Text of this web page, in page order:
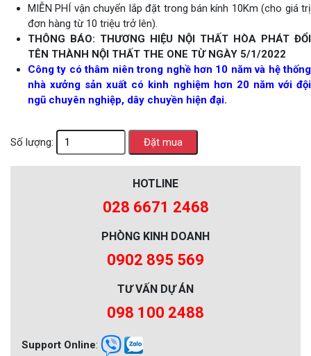
MIỄN PHÍ vận chuyển lắp đặt trong bán kính 10Km (cho giá trị
đơn hàng từ 10 triệu trở lên).
THÔNG BÁO: THƯƠNG HIỆU NỘI THẤT HÒA PHÁT ĐỔI
TÊN THÀNH NỘI THẤT THE ONE TỪ NGÀY 5/1/2022
Công ty có thâm niên trong nghề hơn 10 năm và hệ thống
nhà xưởng sản xuất có kinh nghiệm hơn 20 năm với đội
ngũ chuyên nghiệp, dây chuyền hiện đại.
Số lượng:
HOTLINE
028 6671 2468
PHÒNG KINH DOANH
0902 895 569
TƯ VẤN DỰ ÁN
098 100 2488
Support Online: